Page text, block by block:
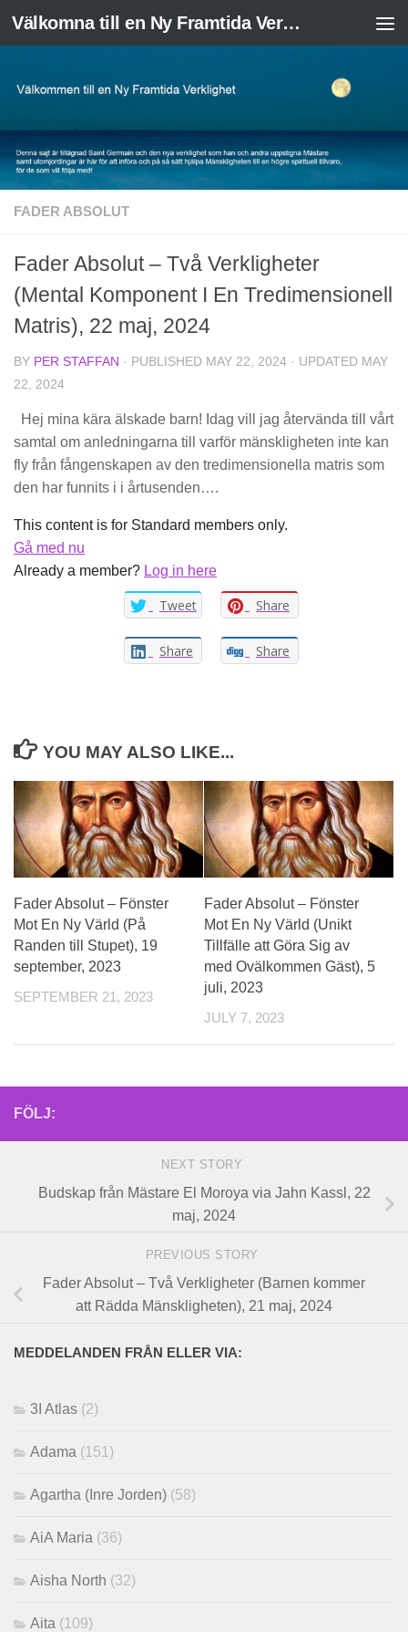
Skip to content Välkomna till en Ny Framtida Verklighet
FADER ABSOLUT
Fader Absolut – Två Verkligheter
(Mental Komponent I En Tredimensionell
Matris), 22 maj, 2024
BY PER STAFFAN · PUBLISHED MAY 22, 2024 · UPDATED MAY
22, 2024
Hej mina kära älskade barn! Idag vill jag återvända till vårt
samtal om anledningarna till varför mänskligheten inte kan
fly från fångenskapen av den tredimensionella matris som
den har funnits i i årtusenden….
This content is for Standard members only.
Gå med nu
Already a member? Log in here
Tweet Share
Share Share
YOU MAY ALSO LIKE...
Fader Absolut – Fönster
Mot En Ny Värld (På
Randen till Stupet), 19
september, 2023
SEPTEMBER 21, 2023
Fader Absolut – Fönster
Mot En Ny Värld (Unikt
Tillfälle att Göra Sig av
med Ovälkommen Gäst), 5
juli, 2023
JULY 7, 2023
FÖLJ:
NEXT STORY
Budskap från Mästare El Moroya via Jahn Kassl, 22
maj, 2024
PREVIOUS STORY
Fader Absolut – Två Verkligheter (Barnen kommer
att Rädda Mänskligheten), 21 maj, 2024
MEDDELANDEN FRÅN ELLER VIA:
3I Atlas (2)
Adama (151)
Agartha (Inre Jorden) (58)
AiA Maria (36)
Aisha North (32)
Aita (109)